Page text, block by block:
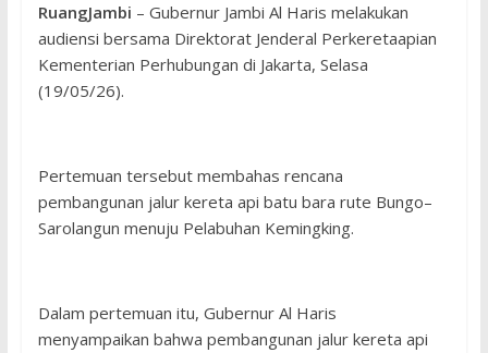
RuangJambi – Gubernur Jambi Al Haris melakukan
audiensi bersama Direktorat Jenderal Perkeretaapian
Kementerian Perhubungan di Jakarta, Selasa
(19/05/26).
Pertemuan tersebut membahas rencana
pembangunan jalur kereta api batu bara rute Bungo–
Sarolangun menuju Pelabuhan Kemingking.
Dalam pertemuan itu, Gubernur Al Haris
menyampaikan bahwa pembangunan jalur kereta api